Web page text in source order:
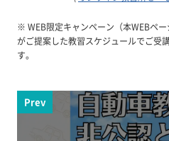
※ WEB限定キャンペーン（本WEBペ
がご提案した教習スケジュールでご受
す。
Prev